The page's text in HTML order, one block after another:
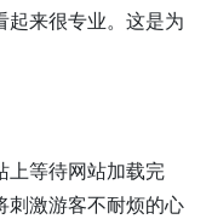
起来很专业。这是为
上等待网站加载完
刺激游客不耐烦的心